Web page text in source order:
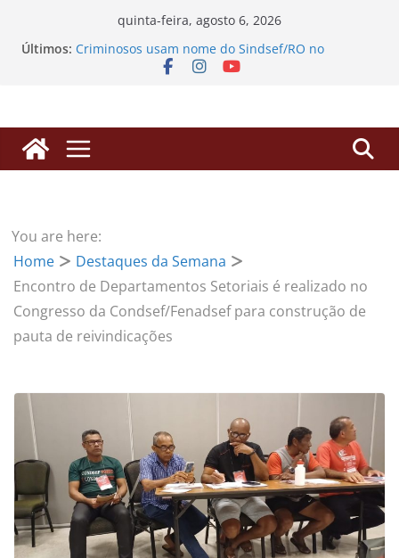
quinta-feira, agosto 6, 2026
Últimos: Criminosos usam nome do Sindsef/RO no
WhatsApp para enganar filiados com falsos
aposentadorias de professores transpostos
EDITAL DE CONVOCAÇÃO – ASSEMBLEIA GERAL
EXTRAORDINÁRIA
SINDSEF/RO Convoca Servidores e Herdeiros para
Atualização sobre Ações Judiciais do Anuênio e
3,17% da FUNAI
You are here:
Home
Destaques da Semana
Encontro de Departamentos Setoriais é realizado no
Congresso da Condsef/Fenadsef para construção de
pauta de reivindicações